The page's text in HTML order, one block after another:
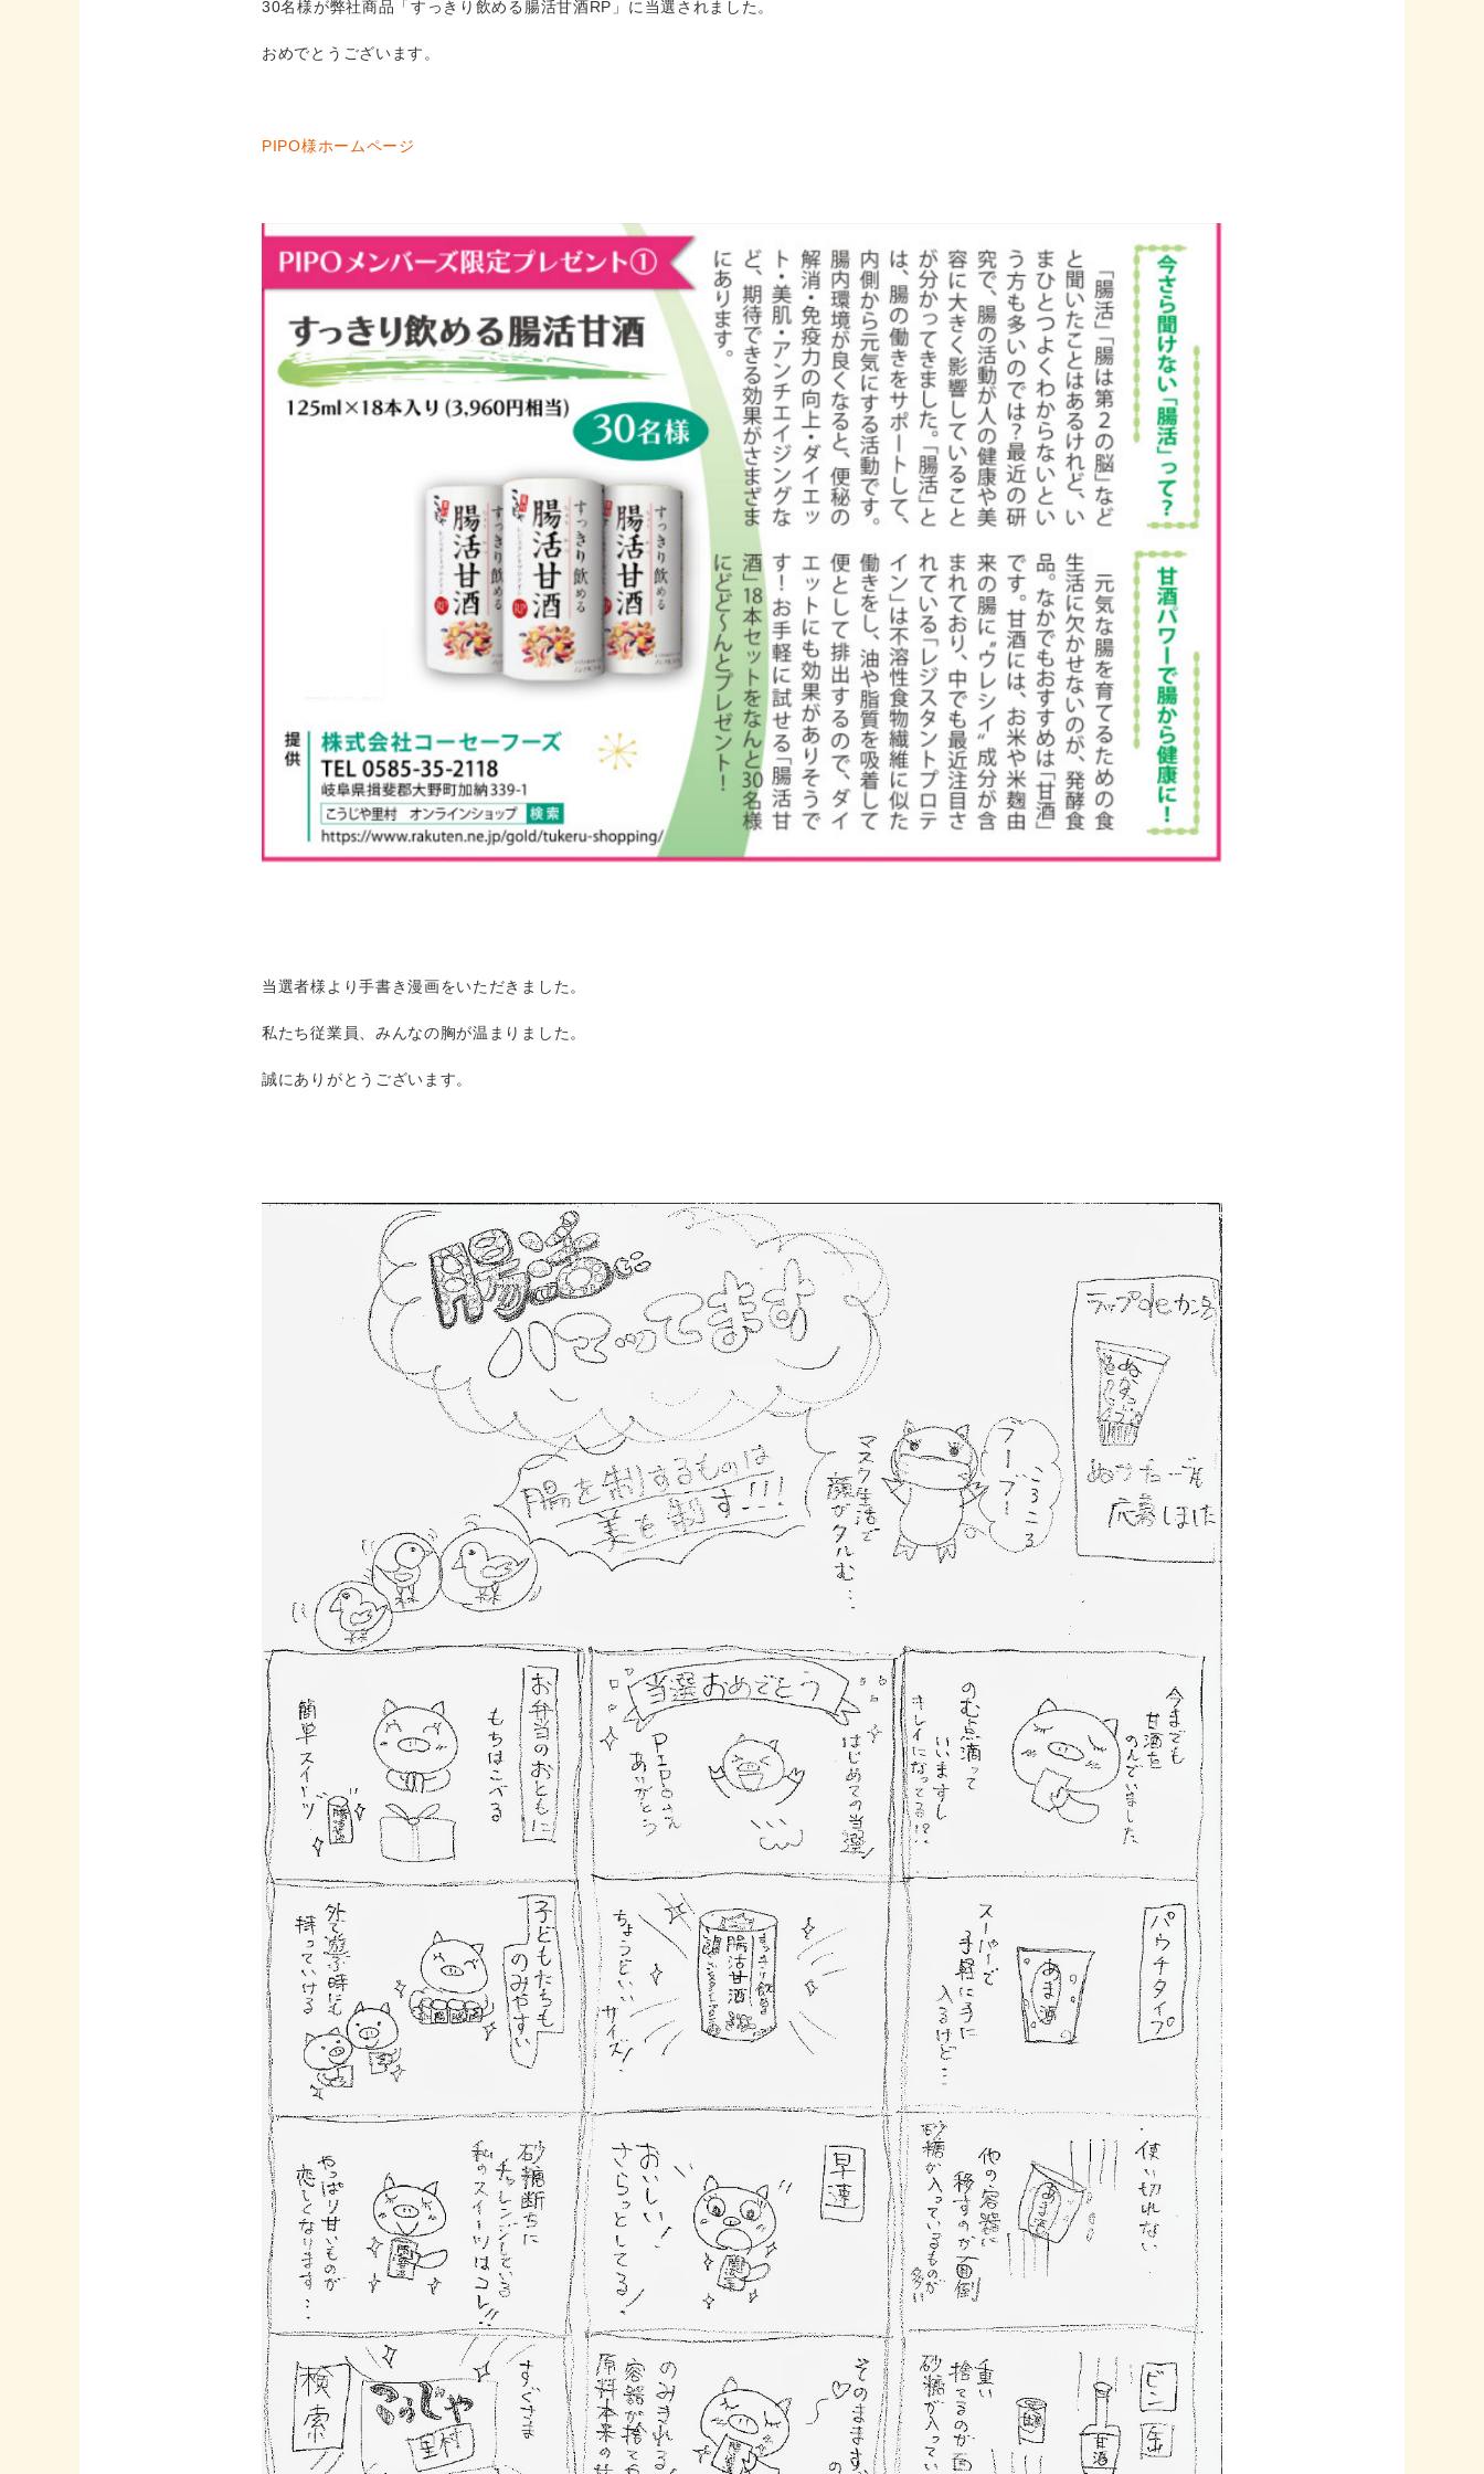
30名様が弊社商品「すっきり飲める腸活甘酒RP」に当選されました。
おめでとうございます。
PIPO様ホームページ
当選者様より手書き漫画をいただきました。
私たち従業員、みんなの胸が温まりました。
誠にありがとうございます。